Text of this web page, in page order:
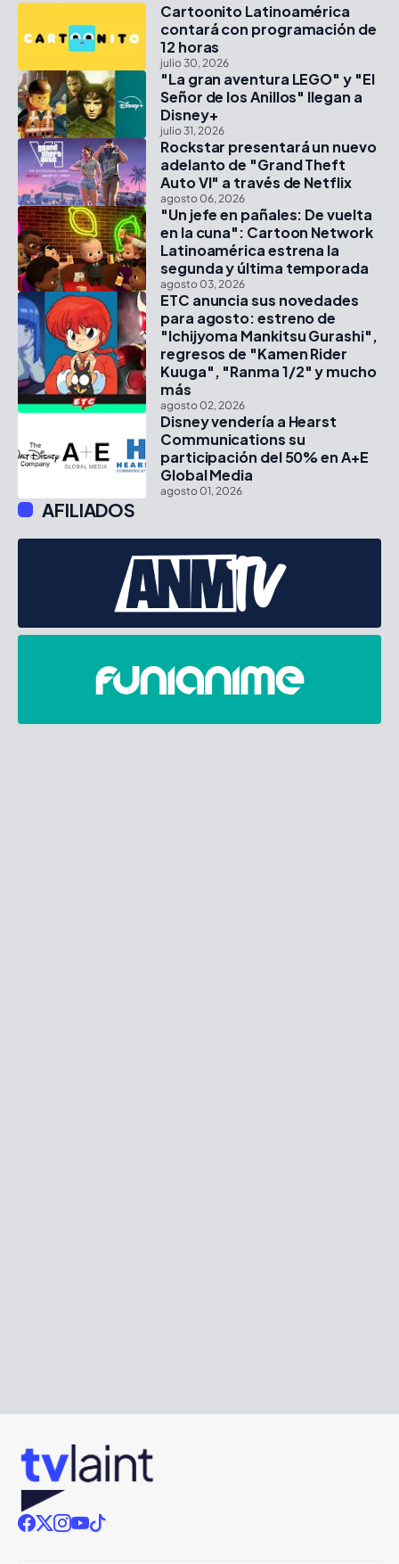
Cartoonito Latinoamérica
contará con programación de
12 horas
julio 30, 2026
"La gran aventura LEGO" y "El
Señor de los Anillos" llegan a
Disney+
julio 31, 2026
Rockstar presentará un nuevo
adelanto de "Grand Theft
Auto VI" a través de Netflix
agosto 06, 2026
"Un jefe en pañales: De vuelta
en la cuna": Cartoon Network
Latinoamérica estrena la
segunda y última temporada
agosto 03, 2026
ETC anuncia sus novedades
para agosto: estreno de
"Ichijyoma Mankitsu Gurashi",
regresos de "Kamen Rider
Kuuga", "Ranma 1/2" y mucho
más
agosto 02, 2026
Disney vendería a Hearst
Communications su
participación del 50% en A+E
Global Media
agosto 01, 2026
AFILIADOS